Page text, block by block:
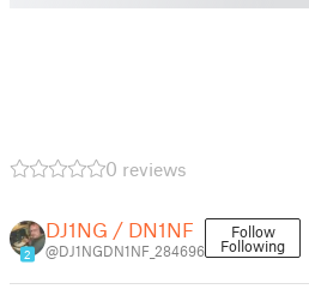
0 reviews
2
DJ1NG / DN1NF
@DJ1NGDN1NF_284696
Follow
Following